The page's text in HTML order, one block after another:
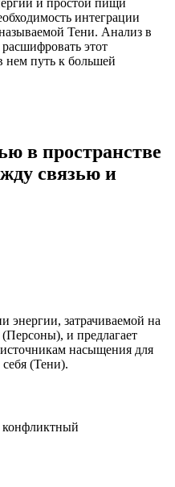
интеграции
Тени. Анализ в
этот
нем путь к большей
в пространстве
связью и
энергии, затрачиваемой на
и предлагает
насыщения для
(Тени).
конфликтный